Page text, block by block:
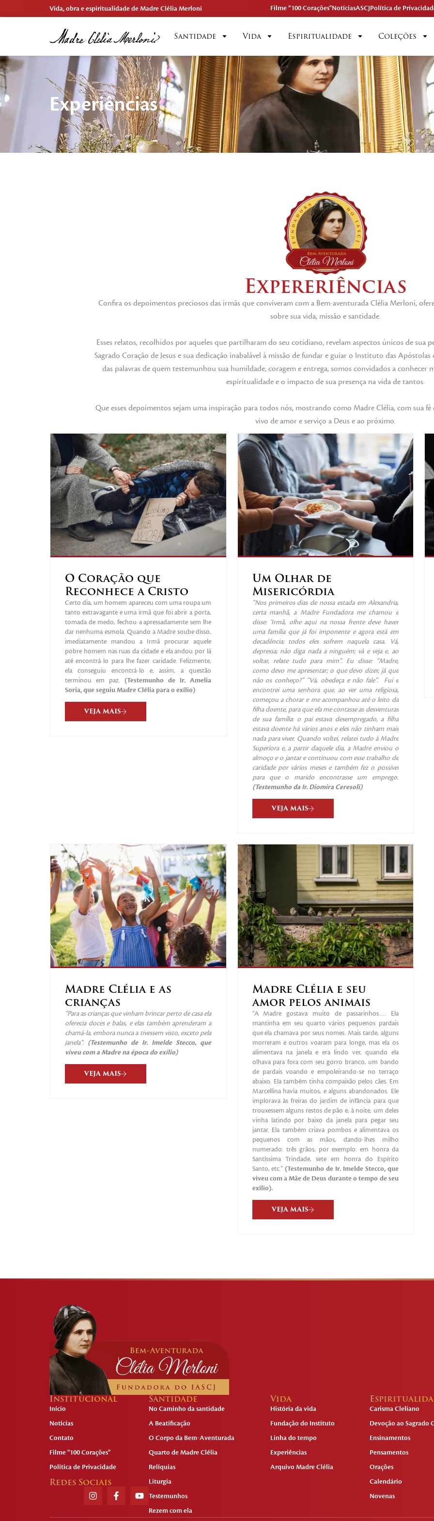
Vida, obra e espiritualidade de Madre Clélia Merloni Filme “100 Corações"NotíciasASCJPolítica de
Santidade Vida Espiritualidade Coleções
Experiências
Expereriências
Confira os depoimentos preciosos das irmãs que conviveram com a Bem-aventurada Clélia Merloni,
sobre sua vida, missão e santidade.
Esses relatos, recolhidos por aqueles que partilharam do seu cotidiano, revelam aspectos únicos de sua
Sagrado Coração de Jesus e sua dedicação inabalável à missão de fundar e guiar o Instituto das Apóstolas
das palavras de quem testemunhou sua humildade, coragem e entrega, somos convidados a conhecer
espiritualidade e o impacto de sua presença na vida de tantos.
Que esses depoimentos sejam uma inspiração para todos nós, mostrando como Madre Clélia, com sua
vivo de amor e serviço a Deus e ao próximo.
O Coração que
Reconhece a Cristo
Certo dia, um homem apareceu com uma roupa um
tanto extravagante e uma irmã que foi abrir a porta,
tomada de medo, fechou-a apressadamente sem lhe
dar nenhuma esmola. Quando a Madre soube disso,
imediatamente mandou a Irmã procurar aquele
pobre homem nas ruas da cidade e ela andou por lá
até encontrá-lo para lhe fazer caridade. Felizmente,
ela conseguiu encontrá-lo e, assim, a questão
terminou em paz. (Testemunho de Ir. Amelia
Soria, que seguiu Madre Clélia para o exílio)
VEJA MAIS
Um Olhar de
Misericórdia
“Nos primeiros dias de nossa estada em Alexandria,
certa manhã, a Madre Fundadora me chamou e
disse: ‘Irmã, olhe aqui na nossa frente deve haver
uma família que já foi imponente e agora está em
decadência; todos eles sofrem naquela casa. Vá,
depressa; não diga nada a ninguém; vá e veja e, ao
voltar, relate tudo para mim”. Eu disse: “Madre,
como devo me apresentar; o que devo dizer, já que
não os conheço?” “Vá, obedeça e não fale”. Fui e
encontrei uma senhora que, ao ver uma religiosa,
começou a chorar e me acompanhou até o leito da
filha doente, para que ela me contasse as desventuras
de sua família: o pai estava desempregado, a filha
estava doente há vários anos e eles não tinham mais
nada para viver. Quando voltei, relatei tudo à Madre
Superiora e, a partir daquele dia, a Madre enviou o
almoço e o jantar e continuou com esse trabalho de
caridade por vários meses e também fez o possível
para que o marido encontrasse um emprego.
(Testemunho da Ir.Diomira Ceresoli)
VEJA MAIS
Madre Clélia e as
crianças
“Para as crianças que vinham brincar perto de casa ela
oferecia doces e balas, e elas também aprenderam a
chamá-la, embora nunca a tivessem visto, exceto pela
janela”. (Testemunho de Ir. Imelde Stecco, que
viveu com a Madre na época do exílio)
VEJA MAIS
Madre Clélia e seu
amor pelos animais
“A Madre gostava muito de passarinhos…. Ela
mantinha em seu quarto vários pequenos pardais
que ela chamava por seus nomes. Mais tarde, alguns
morreram e outros voaram para longe, mas ela os
alimentava na janela e era lindo ver, quando ela
olhava para fora com seu gorro branco, um bando
de pardais voando e empoleirando-se no terraço
abaixo. Ela também tinha compaixão pelos cães. Em
Marcellina havia muitos, e alguns abandonados. Ele
implorava às freiras do jardim de infância para que
trouxessem alguns restos de pão e, à noite, um deles
vinha latindo por baixo da janela para pegar seu
jantar. Ela também criava pombos e alimentava os
pequenos com as mãos, dando-lhes milho
numerado: três grãos, por exemplo: em honra da
Santíssima Trindade, sete em honra do Espírito
Santo, etc.” (Testemunho de Ir. Imelde Stecco, que
viveu com a Mãe de Deus durante o tempo de seu
exílio).
VEJA MAIS
Institucional
Início
Notícias
Contato
Filme "100 Corações"
Política de Privacidade
Redes Sociais
Santidade
No Caminho da santidade
A Beatificação
O Corpo da Bem-Aventurada
Quarto de Madre Clélia
Relíquias
Liturgia
Testemunhos
Rezem com ela
Vida
História da vida
Fundação do Instituto
Linha do tempo
Experiências
Arquivo Madre Clélia
Carisma Cleliano
Devoção ao Sagrado
Ensinamentos
Pensamentos
Orações
Calendário
Novenas